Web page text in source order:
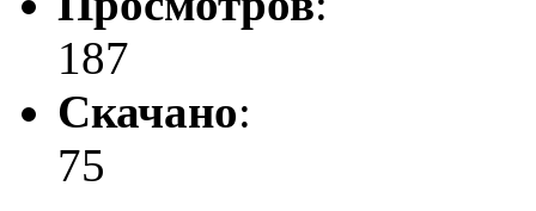
187
Скачано:
75